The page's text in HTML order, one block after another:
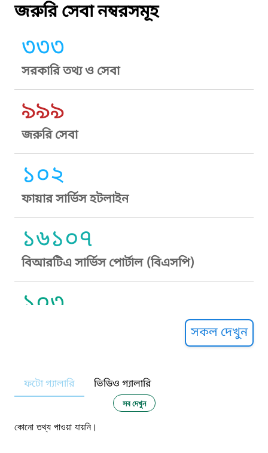
জরুরি সেবা নম্বরসমূহ
৩৩৩
সরকারি তথ্য ও সেবা
৯৯৯
জরুরি সেবা
১০২
ফায়ার সার্ভিস হটলাইন
১৬১০৭
বিআরটিএ সার্ভিস পোর্টাল (বিএসপি)
১০৩
নারী ও শিশু নির্যাতন প্রতিরোধ
১০৬
সকল দেখুন
ফটো গ্যালারি ভিডিও গ্যালারি
সব দেখুন
কোনো তথ্য পাওয়া যায়নি।